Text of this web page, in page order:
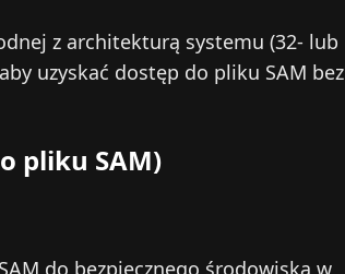
z architekturą systemu (32- lub
uzyskać dostęp do pliku SAM bez
pliku SAM)
do bezpiecznego środowiska w